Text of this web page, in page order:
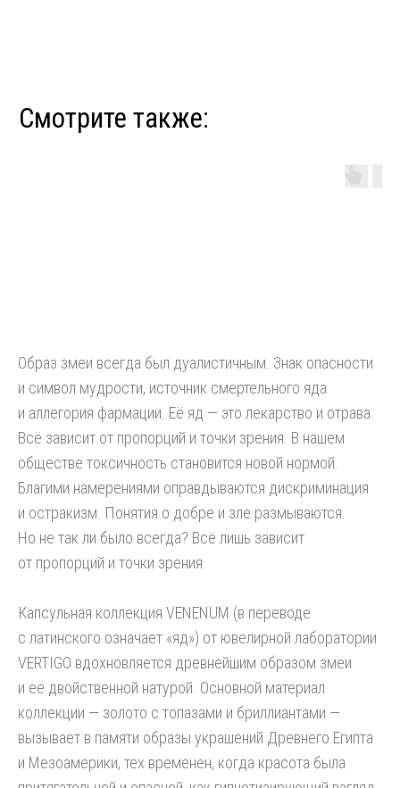
Образ змеи всегда был дуалистичным. Знак опасности
и символ мудрости, источник смертельного яда
и аллегория фармации. Её яд — это лекарство и отрава.
Всё зависит от пропорций и точки зрения. В нашем
обществе токсичность становится новой нормой.
Благими намерениями оправдываются дискриминация
и остракизм. Понятия о добре и зле размываются.
Но не так ли было всегда? Всё лишь зависит
от пропорций и точки зрения.
Капсульная коллекция VENENUM (в переводе
с латинского означает «яд») от ювелирной лаборатории
VERTIGO вдохновляется древнейшим образом змеи
и её двойственной натурой. Основной материал
коллекции — золото с топазами и бриллиантами —
вызывает в памяти образы украшений Древнего Египта
и Мезоамерики, тех временен, когда красота была